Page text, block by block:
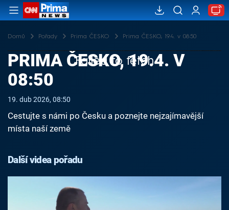
Domů Pořady Prima ČESKO Prima ČESKO, 19.4. v 08:50
Failed to fetch
PRIMA ČESKO, 19.4. V
08:50
19. dub 2026, 08:50
Cestujte s námi po Česku a poznejte nejzajímavější
místa naší země
Další videa pořadu